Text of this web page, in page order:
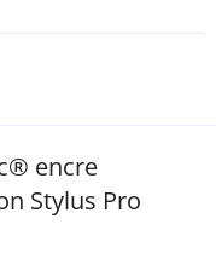
encre
Stylus Pro